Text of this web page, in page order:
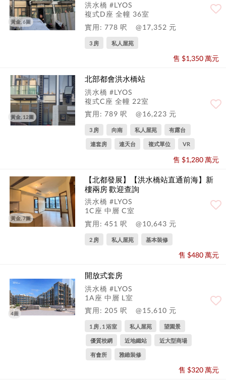
黃金, 6圖
洪水橋 #LYOS
複式D座 全幢 36室
實用: 778 呎
@17,352 元
3 房 私人屋苑
售 $1,350 萬元
黃金, 12圖
北部都會洪水橋站
洪水橋 #LYOS
複式C座 全幢 22室
實用: 789 呎
@16,223 元
3 房 向南 私人屋苑 有露台
連套房 連天台 複式單位 VR
售 $1,280 萬元
黃金, 7圖
【北都發展】【洪水橋站直通前海】新
樓兩房 歡迎查詢
洪水橋 #LYOS
1C座 中層 C室
實用: 451 呎
@10,643 元
2 房 私人屋苑 基本裝修
售 $480 萬元
4圖
開放式套房
洪水橋 #LYOS
1A座 中層 L室
實用: 205 呎
@15,610 元
1 房 , 1 浴室 私人屋苑 望園景
優質校網 近地鐵站 近大型商場
有會所 雅緻裝修
售 $320 萬元